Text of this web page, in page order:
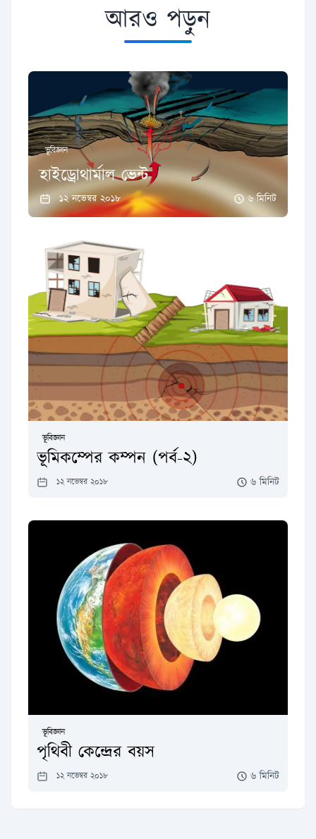
আরও পড়ুন
ভূবিজ্ঞান
হাইড্রোথার্মাল ভেন্ট
১২ নভেম্বর ২০১৮ ৬ মিনিট
ভূবিজ্ঞান
ভূমিকম্পের কম্পন (পর্ব-২)
১২ নভেম্বর ২০১৮ ৬ মিনিট
ভূবিজ্ঞান
পৃথিবী কেন্দ্রের বয়স
১২ নভেম্বর ২০১৮ ৬ মিনিট